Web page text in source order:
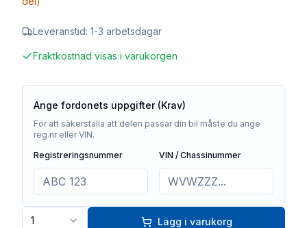
Leveranstid: 1-3 arbetsdagar
Fraktkostnad visas i varukorgen
Ange fordonets uppgifter (Krav)
För att säkerställa att delen passar din bil måste du ange
reg.nr eller VIN.
Registreringsnummer
VIN / Chassinummer
1 Lägg i varukorg